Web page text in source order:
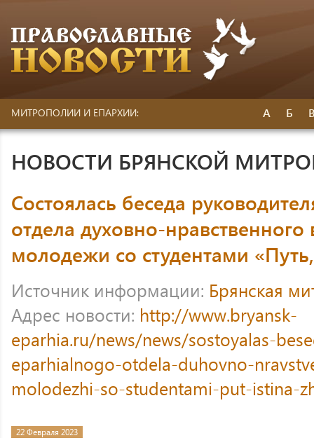
МИТРОПОЛИИ И ЕПАРХИИ: А Б
НОВОСТИ БРЯНСКОЙ
Состоялась беседа
отдела духовно-нравственного
молодежи со студентами
Источник информации: Брянская
Адрес новости: http://www.bryansk-
eparhia.ru/news/news/sostoyalas-
eparhialnogo-otdela-duhovno-
molodezhi-so-studentami-put-istina-
22 Февраля 2023